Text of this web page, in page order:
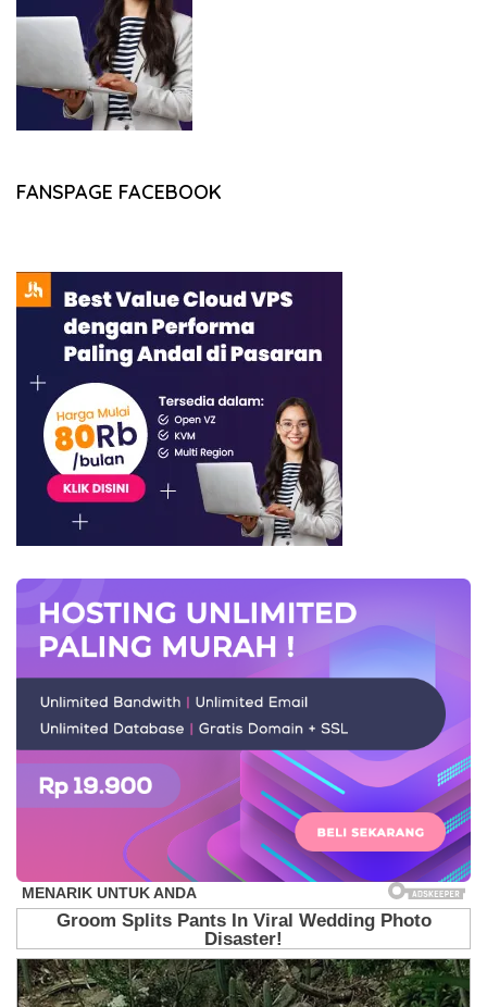
FANSPAGE FACEBOOK